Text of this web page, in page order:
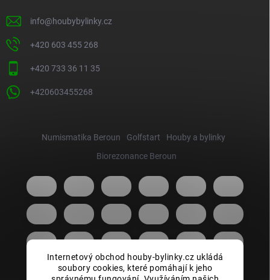
Internetový obchod houby-bylinky.cz ukládá
soubory cookies, které pomáhají k jeho
info@houbybylinky.cz
+420 603 455 268
+420 733 36 11 35
+420603455268
Numismatika Beroun Golfstart
Houby a bylinky
Biorezonance Beroun